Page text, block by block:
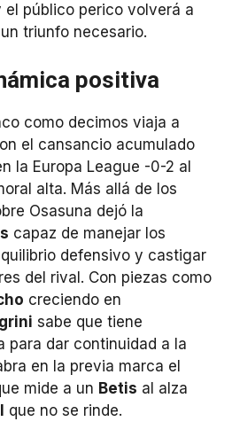
público perico volverá a
triunfo necesario.
positiva
como decimos viaja a
el cansancio acumulado
la Europa League -0-2 al
alta. Más allá de los
Osasuna dejó la
capaz de manejar los
defensivo y castigar
del rival. Con piezas como
creciendo en
sabe que tiene
para dar continuidad a la
en la previa marca el
mide a un Betis al alza
que no se rinde.